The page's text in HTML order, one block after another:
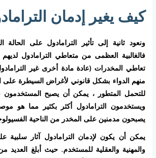
كيف يغير إدمان
ونعود ثانية إلى تأثير الترامادول على
فالغالبية العظمى من متعاطي الترامادول
تعاطي المخدرات (عادة مادة أخرى غير
منهم الدواء بشكل قانوني لأغراض السيطرة على
للتحمل المتطور ، يمكن أن يصبح
ويستخدمون الترامادول أكثر بكثير مما هو
يصبحون مدمنين على المخدر من الناحية
يمكن أن يكون لإدمان الترامادول آثار سلبية
والمهنية والعقلية للمستخدم. حيث أبلغ العديد